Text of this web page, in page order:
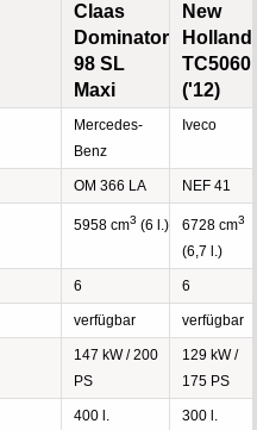
Claas
Dominator
98 SL
Maxi
New
Holland
TC5060
('12)
Mercedes-
Benz
Iveco
OM 366 LA NEF 41
5958 cm3 (6 l.) 6728 cm3
(6,7 l.)
6 6
verfügbar verfügbar
147 kW / 200
PS
129 kW /
175 PS
400 l. 300 l.